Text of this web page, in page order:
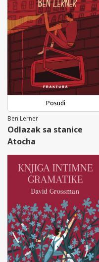
Posudi
Ben Lerner
Odlazak sa stanice
Atocha